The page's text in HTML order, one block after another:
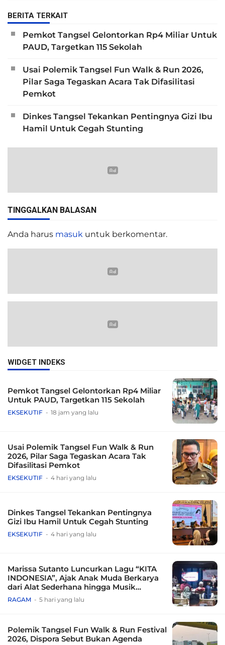
BERITA TERKAIT
Pemkot Tangsel Gelontorkan Rp4 Miliar Untuk
PAUD, Targetkan 115 Sekolah
Usai Polemik Tangsel Fun Walk & Run 2026,
Pilar Saga Tegaskan Acara Tak Difasilitasi
Pemkot
Dinkes Tangsel Tekankan Pentingnya Gizi Ibu
Hamil Untuk Cegah Stunting
TINGGALKAN BALASAN
Anda harus masuk untuk berkomentar.
WIDGET INDEKS
Pemkot Tangsel Gelontorkan Rp4 Miliar
Untuk PAUD, Targetkan 115 Sekolah
EKSEKUTIF 18 jam yang lalu
Usai Polemik Tangsel Fun Walk & Run
2026, Pilar Saga Tegaskan Acara Tak
Difasilitasi Pemkot
EKSEKUTIF 4 hari yang lalu
Dinkes Tangsel Tekankan Pentingnya
Gizi Ibu Hamil Untuk Cegah Stunting
EKSEKUTIF 4 hari yang lalu
Marissa Sutanto Luncurkan Lagu “KITA
INDONESIA”, Ajak Anak Muda Berkarya
dari Alat Sederhana hingga Musik
Tradisional
RAGAM 5 hari yang lalu
Polemik Tangsel Fun Walk & Run Festival
2026, Dispora Sebut Bukan Agenda